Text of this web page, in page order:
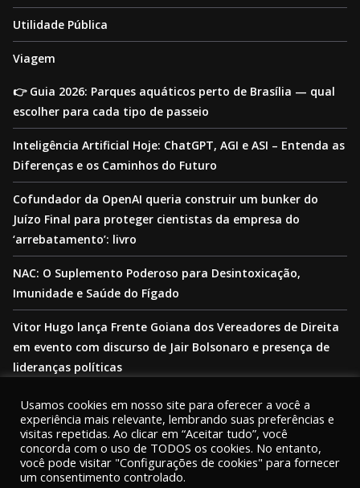
Utilidade Pública
Viagem
👉 Guia 2026: Parques aquáticos perto de Brasília — qual
escolher para cada tipo de passeio
Inteligência Artificial Hoje: ChatGPT, AGI e ASI – Entenda as
Diferenças e os Caminhos do Futuro
Cofundador da OpenAI queria construir um bunker do
Juízo Final para proteger cientistas da empresa do
‘arrebatamento’: livro
NAC: O Suplemento Poderoso para Desintoxicação,
Imunidade e Saúde do Fígado
Vitor Hugo lança Frente Goiana dos Vereadores de Direita
em evento com discurso de Jair Bolsonaro e presença de
lideranças políticas
Copyright © 2026 PORTAL ENTORNO . |Termos|Política de
Usamos cookies em nosso site para oferecer a você a
experiência mais relevante, lembrando suas preferências e
visitas repetidas. Ao clicar em “Aceitar tudo”, você
concorda com o uso de TODOS os cookies. No entanto,
você pode visitar "Configurações de cookies" para fornecer
um consentimento controlado.